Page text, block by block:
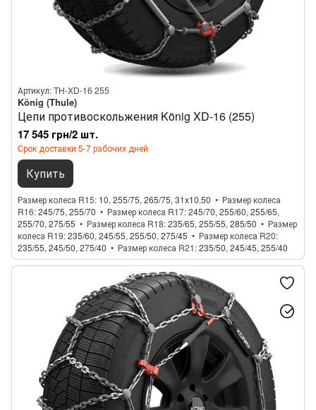
Артикул: TH-XD-16 255
König (Thule)
Цепи противоскольжения König XD-16 (255)
17 545 грн/2 шт.
Срок доставки 5-7 рабочих дней
Купить
Размер колеса R15 10, 255/75, 265/75, 31x10.50
Размер колеса
R16 245/75, 255/70 Размер колеса R17 245/70, 255/60, 255/65,
255/70, 275/55
Размер колеса R18 235/65, 255/55, 285/50
Размер
колеса R19 235/60, 245/55, 255/50, 275/45
Размер колеса R20
235/55, 245/50, 275/40
Размер колеса R21 235/50, 245/45, 255/40